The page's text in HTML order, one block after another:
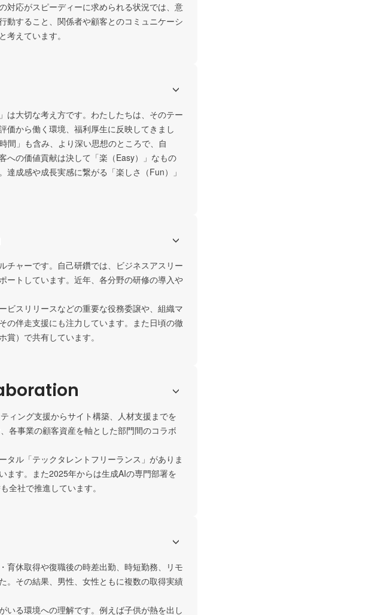
対応がスピーディーに求められる状況では、意
動すること、関係者や顧客とのコミュニケーシ
考えています。
は大切な考え方です。わたしたちは、そのテー
価から働く環境、福利厚生に反映してきまし
間」も含み、より深い思想のところで、自
への価値貢献は決して「楽（Easy）」なもの
成感や成長実感に繋がる「楽しさ（Fun）」
チャーです。自己研鑽では、ビジネスアスリー
ートしています。近年、各分野の研修の導入や
ビスリリースなどの重要な役務委譲や、組織マ
の伴走支援にも注力しています。また日頃の徹
）で共有しています。
ィング支援からサイト構築、人材支援までを
各事業の顧客資産を軸とした部門間のコラボ
タル「テックタレントフリーランス」がありま
ます。また2025年からは生成AIの専門部署を
全社で推進しています。
育休取得や復職後の時差出勤、時短勤務、リモ
。その結果、男性、女性ともに複数の取得実績
いる環境への理解です。例えば子供が熱を出し